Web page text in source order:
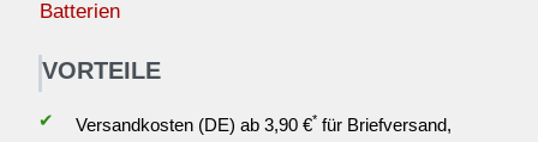
Batterien
VORTEILE
✔ Versandkosten (DE) ab 3,90 €*für Briefversand,